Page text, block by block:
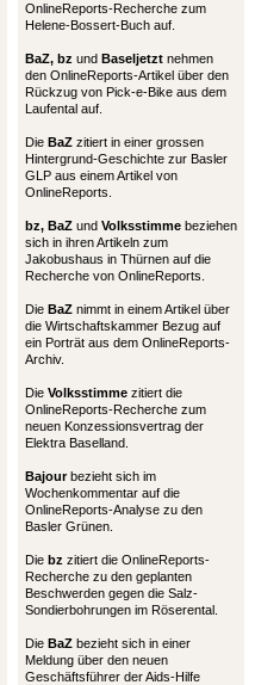
OnlineReports-Recherche zum
Helene-Bossert-Buch auf.
BaZ, bz und Baseljetzt nehmen
den OnlineReports-Artikel über den
Rückzug von Pick-e-Bike aus dem
Laufental auf.
Die BaZ zitiert in einer grossen
Hintergrund-Geschichte zur Basler
GLP aus einem Artikel von
OnlineReports.
bz, BaZ und Volksstimme beziehen
sich in ihren Artikeln zum
Jakobushaus in Thürnen auf die
Recherche von OnlineReports.
Die BaZ nimmt in einem Artikel über
die Wirtschaftskammer Bezug auf
ein Porträt aus dem OnlineReports-
Archiv.
Die Volksstimme zitiert die
OnlineReports-Recherche zum
neuen Konzessionsvertrag der
Elektra Baselland.
Bajourbezieht sich im
Wochenkommentar auf die
OnlineReports-Analyse zu den
Basler Grünen.
Die bz zitiert die OnlineReports-
Recherche zu den geplanten
Beschwerden gegen die Salz-
Sondierbohrungen im Röserental.
Die BaZ bezieht sich in einer
Meldung über den neuen
Geschäftsführer der Aids-Hilfe